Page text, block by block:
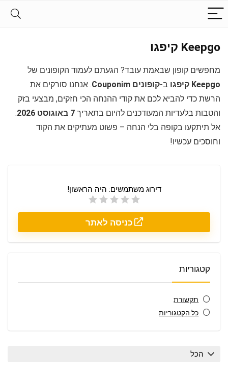
Keepgo קיפגו
מחפשים קופון שבאמת עובד? הגעתם לעמוד הקופונים של
Keepgo קיפגו
ב-קופונים Couponim
. אנחנו סורקים את
הרשת כדי להביא לכם את קודי ההנחה הכי חזקים, מבצעי בזק
והטבות בלעדיות המעודכנים להיום בתאריך 7 באוגוסט 2026
.
אל תיתקעו בקופה בלי הנחה – פשוט מעתיקים את הקוד
וחוסכים עכשיו!
דירוג משתמשים: היה הראשון!
כניסה לאתר
קטגוריות
תקשורת
כל הקטגוריות
הכל